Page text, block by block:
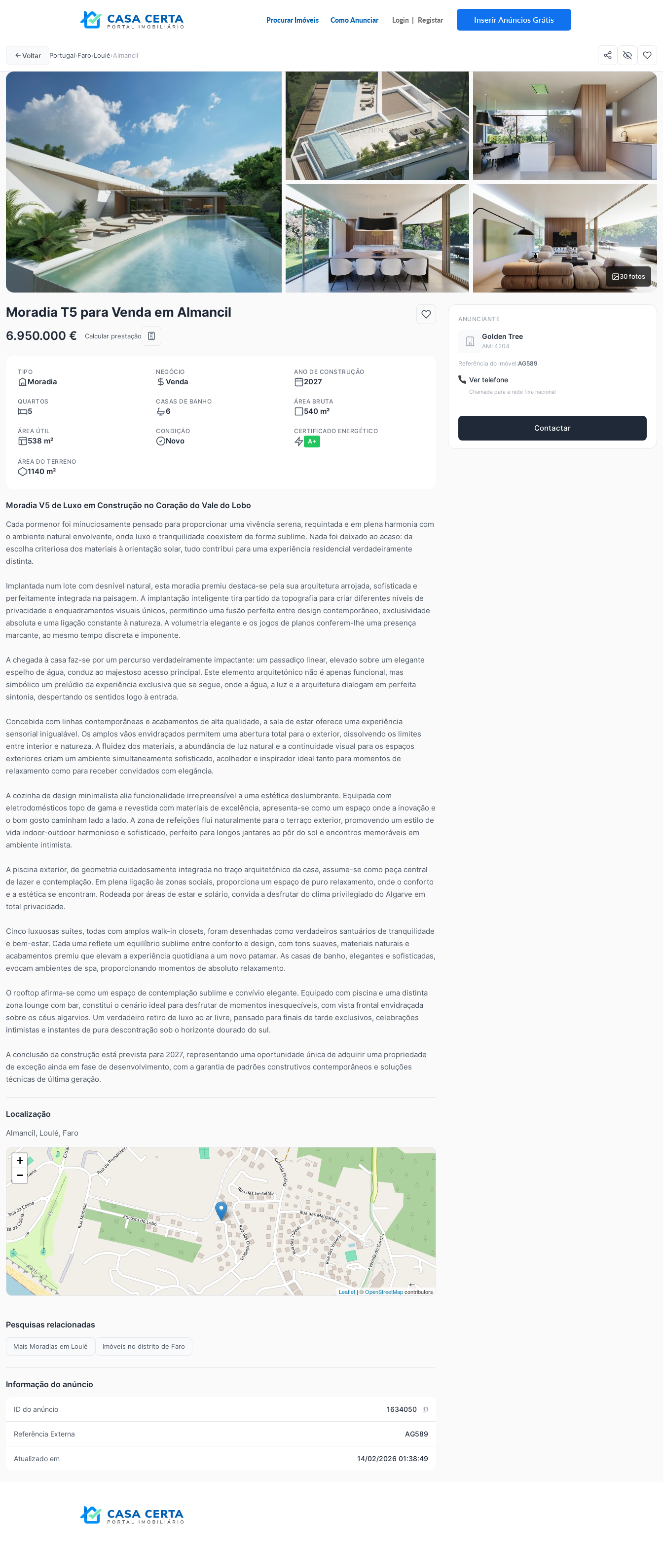
Procurar Imóveis Como Anunciar Login | Registar Inserir Anúncios Grátis
Voltar Portugal›Faro›Loulé›Almancil
30 fotos
Moradia T5 para Venda em Almancil
6.950.000 € Calcular prestação
TIPO
Moradia
NEGÓCIO
Venda
ANO DE CONSTRUÇÃO
2027
QUARTOS
5
CASAS DE BANHO
6
ÁREA BRUTA
540 m²
ÁREA ÚTIL
538 m²
CONDIÇÃO
Novo
CERTIFICADO ENERGÉTICO
A+
ÁREA DO TERRENO
1140 m²
Moradia V5 de Luxo em Construção no Coração do Vale do Lobo
Cada pormenor foi minuciosamente pensado para proporcionar uma vivência serena, requintada e em plena harmonia com
o ambiente natural envolvente, onde luxo e tranquilidade coexistem de forma sublime. Nada foi deixado ao acaso: da
escolha criteriosa dos materiais à orientação solar, tudo contribui para uma experiência residencial verdadeiramente
distinta.
Implantada num lote com desnível natural, esta moradia premiu destaca-se pela sua arquitetura arrojada, sofisticada e
perfeitamente integrada na paisagem. A implantação inteligente tira partido da topografia para criar diferentes níveis de
privacidade e enquadramentos visuais únicos, permitindo uma fusão perfeita entre design contemporâneo, exclusividade
absoluta e uma ligação constante à natureza. A volumetria elegante e os jogos de planos conferem-lhe uma presença
marcante, ao mesmo tempo discreta e imponente.
A chegada à casa faz-se por um percurso verdadeiramente impactante: um passadiço linear, elevado sobre um elegante
espelho de água, conduz ao majestoso acesso principal. Este elemento arquitetónico não é apenas funcional, mas
simbólico um prelúdio da experiência exclusiva que se segue, onde a água, a luz e a arquitetura dialogam em perfeita
sintonia, despertando os sentidos logo à entrada.
Concebida com linhas contemporâneas e acabamentos de alta qualidade, a sala de estar oferece uma experiência
sensorial inigualável. Os amplos vãos envidraçados permitem uma abertura total para o exterior, dissolvendo os limites
entre interior e natureza. A fluidez dos materiais, a abundância de luz natural e a continuidade visual para os espaços
exteriores criam um ambiente simultaneamente sofisticado, acolhedor e inspirador ideal tanto para momentos de
relaxamento como para receber convidados com elegância.
A cozinha de design minimalista alia funcionalidade irrepreensível a uma estética deslumbrante. Equipada com
eletrodomésticos topo de gama e revestida com materiais de excelência, apresenta-se como um espaço onde a inovação e
o bom gosto caminham lado a lado. A zona de refeições flui naturalmente para o terraço exterior, promovendo um estilo de
vida indoor-outdoor harmonioso e sofisticado, perfeito para longos jantares ao pôr do sol e encontros memoráveis em
ambiente intimista.
A piscina exterior, de geometria cuidadosamente integrada no traço arquitetónico da casa, assume-se como peça central
de lazer e contemplação. Em plena ligação às zonas sociais, proporciona um espaço de puro relaxamento, onde o conforto
e a estética se encontram. Rodeada por áreas de estar e solário, convida a desfrutar do clima privilegiado do Algarve em
total privacidade.
Cinco luxuosas suítes, todas com amplos walk-in closets, foram desenhadas como verdadeiros santuários de tranquilidade
e bem-estar. Cada uma reflete um equilíbrio sublime entre conforto e design, com tons suaves, materiais naturais e
acabamentos premiu que elevam a experiência quotidiana a um novo patamar. As casas de banho, elegantes e sofisticadas,
evocam ambientes de spa, proporcionando momentos de absoluto relaxamento.
O rooftop afirma-se como um espaço de contemplação sublime e convívio elegante. Equipado com piscina e uma distinta
zona lounge com bar, constitui o cenário ideal para desfrutar de momentos inesquecíveis, com vista frontal envidraçada
sobre os céus algarvios. Um verdadeiro retiro de luxo ao ar livre, pensado para finais de tarde exclusivos, celebrações
intimistas e instantes de pura descontração sob o horizonte dourado do sul.
A conclusão da construção está prevista para 2027, representando uma oportunidade única de adquirir uma propriedade
de exceção ainda em fase de desenvolvimento, com a garantia de padrões construtivos contemporâneos e soluções
técnicas de última geração.
Localização
Almancil, Loulé, Faro
+
−
Leaflet| ©OpenStreetMapcontributors
Pesquisas relacionadas
Mais Moradias em Loulé Imóveis no distrito de Faro
Informação do anúncio
ID do anúncio 1634050
Referência Externa AG589
Atualizado em 14/02/2026 01:38:49
ANUNCIANTE
Golden Tree
AMI 4204
Referência do imóvel:AG589
Ver telefone
Chamada para a rede fixa nacional
Contactar